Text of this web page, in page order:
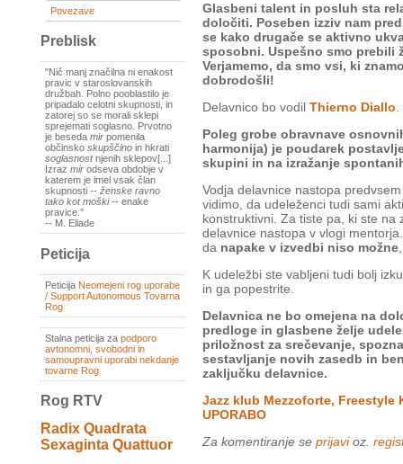
Povezave
Preblisk
"Nič manj značilna ni enakost
pravic v staroslovanskih
družbah. Polno pooblastilo je
pripadalo celotni skupnosti, in
zatorej so se morali sklepi
sprejemati soglasno. Prvotno
je beseda mir pomenila
občinsko skupščino in hkrati
soglasnostnjenih sklepov[...]
Izraz mir odseva obdobje v
katerem je imel vsak član
skupnosti -- ženske ravno
tako kot moški-- enake
pravice."
-- M. Eliade
Peticija
Peticija Neomejeni rog uporabe
/ Support Autonomous Tovarna
Rog
Stalna peticija za podporo
avtonomni, svobodni in
samoupravni uporabi nekdanje
tovarne Rog
Rog RTV
Radix Quadrata
Sexaginta Quattuor
Glasbeni talent in posluh sta
določiti. Poseben izziv nam
se kako drugače se aktivno
sposobni. Uspešno smo prebili
Verjamemo, da smo vsi, ki
dobrodošli!
Delavnico bo vodil Thierno Diallo.
Poleg grobe obravnave
harmonija) je poudarek
skupini in na izražanje
Vodja delavnice nastopa
vidimo, da udeleženci tudi sami
konstruktivni. Za tiste pa, ki ste na
delavnice nastopa v vlogi
da napake v izvedbi niso možne
K udeležbi ste vabljeni tudi bolj
in ga popestrite.
Delavnica ne bo omejena na
predloge in glasbene želje
priložnost za srečevanje,
sestavljanje novih zasedb in
zaključku delavnice.
Jazz klub Mezzoforte, Freestyle
UPORABO
Za komentiranje se prijavioz.